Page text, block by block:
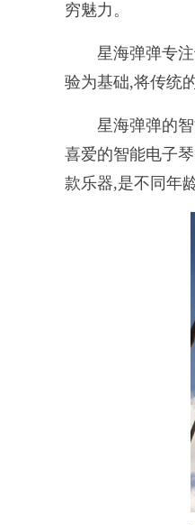
穷魅力。
星海弹弹专注
验为基础,将传统
星海弹弹的智
喜爱的智能电子
款乐器,是不同年